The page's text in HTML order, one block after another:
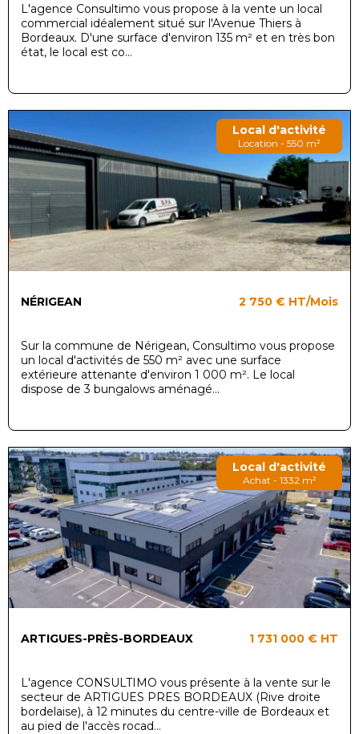
L'agence Consultimo vous propose à la vente un local
commercial idéalement situé sur l'Avenue Thiers à
Bordeaux. D'une surface d'environ 135 m² et en très bon
état, le local est co...
Local d'activité
Location - 550 m²
NÉRIGEAN 2 750 € HT/Mois
Sur la commune de Nérigean, Consultimo vous propose
un local d'activités de 550 m² avec une surface
extérieure attenante d'environ 1 000 m². Le local
dispose de 3 bungalows aménagé...
Local d'activité
Achat - 1332 m²
ARTIGUES-PRÈS-BORDEAUX 1 731 000 € HT
L'agence CONSULTIMO vous présente à la vente sur le
secteur de ARTIGUES PRES BORDEAUX (Rive droite
bordelaise), à 12 minutes du centre-ville de Bordeaux et
au pied de l'accès rocad...